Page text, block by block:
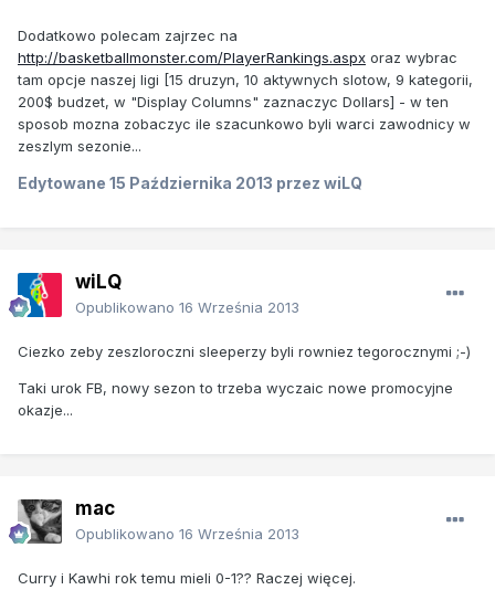
Dodatkowo polecam zajrzec na
http://basketballmonster.com/PlayerRankings.aspx oraz wybrac
tam opcje naszej ligi [15 druzyn, 10 aktywnych slotow, 9 kategorii,
200$ budzet, w "Display Columns" zaznaczyc Dollars] - w ten
sposob mozna zobaczyc ile szacunkowo byli warci zawodnicy w
zeszlym sezonie...
Edytowane 15 Października 2013 przez wiLQ
wiLQ
Opublikowano 16 Września 2013
Ciezko zeby zeszloroczni sleeperzy byli rowniez tegorocznymi ;-)
Taki urok FB, nowy sezon to trzeba wyczaic nowe promocyjne
okazje...
mac
Opublikowano 16 Września 2013
Curry i Kawhi rok temu mieli 0-1?? Raczej więcej.